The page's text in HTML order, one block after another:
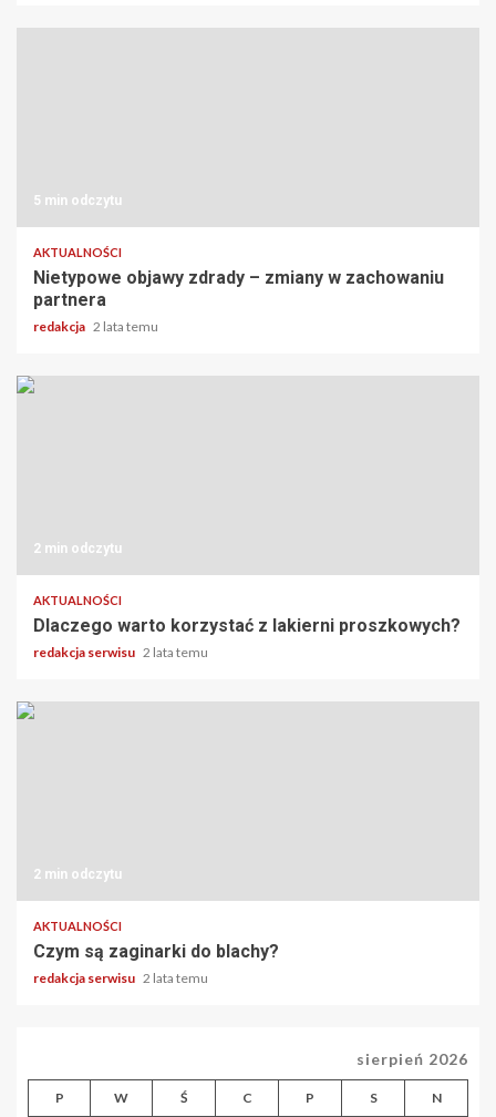
5 min odczytu
AKTUALNOŚCI
Nietypowe objawy zdrady – zmiany w zachowaniu
partnera
redakcja 2 lata temu
2 min odczytu
AKTUALNOŚCI
Dlaczego warto korzystać z lakierni proszkowych?
redakcja serwisu 2 lata temu
2 min odczytu
AKTUALNOŚCI
Czym są zaginarki do blachy?
redakcja serwisu 2 lata temu
sierpień 2026
P W Ś C P S N